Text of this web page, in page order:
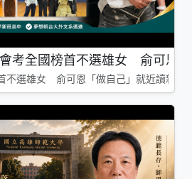
考全國榜首不選雄女 俞可恩
不選雄女 俞可恩「做自己」就近讀新莊